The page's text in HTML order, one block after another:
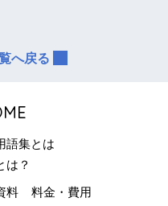
へ戻る
語集とは
は？
料 料金・費用